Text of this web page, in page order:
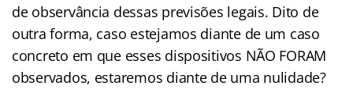
de observância dessas previsões legais. Dito de
outra forma, caso estejamos diante de um caso
concreto em que esses dispositivos NÃO FORAM
observados, estaremos diante de uma nulidade?